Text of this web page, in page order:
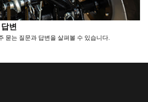
변
묻는 질문과 답변을 살펴볼 수 있습니다.